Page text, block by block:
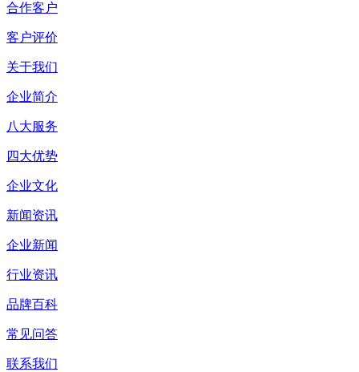
合作客户
客户评价
关于我们
企业简介
八大服务
四大优势
企业文化
新闻资讯
企业新闻
行业资讯
品牌百科
常见问答
联系我们